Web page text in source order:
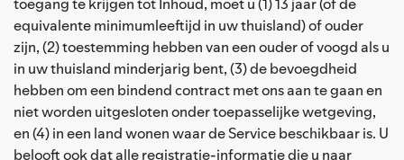
equivalente minimumleeftijd in uw thuisland) of ouder
zijn, (2) toestemming hebben van een ouder of voogd als u
in uw thuisland minderjarig bent, (3) de bevoegdheid
hebben om een bindend contract met ons aan te gaan en
niet worden uitgesloten onder toepasselijke wetgeving,
en (4) in een land wonen waar de Service beschikbaar is. U
belooft ook dat alle registratie-informatie die u naar